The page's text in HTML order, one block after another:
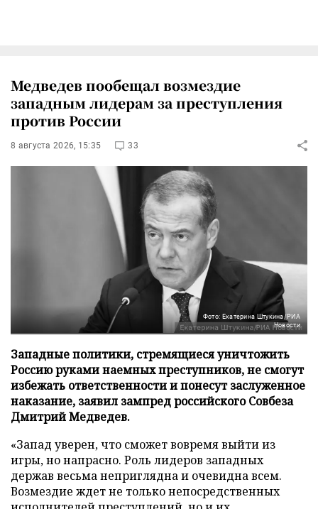
Медведев пообещал возмездие
западным лидерам за преступления
против России
8 августа 2026, 15:35 33
Фото: Екатерина Штукина/РИА
Новости
Западные политики, стремящиеся уничтожить
Россию руками наемных преступников, не смогут
избежать ответственности и понесут заслуженное
наказание, заявил зампред российского Совбеза
Дмитрий Медведев.
«Запад уверен, что сможет вовремя выйти из
игры, но напрасно. Роль лидеров западных
держав весьма неприглядна и очевидна всем.
Возмездие ждет не только непосредственных